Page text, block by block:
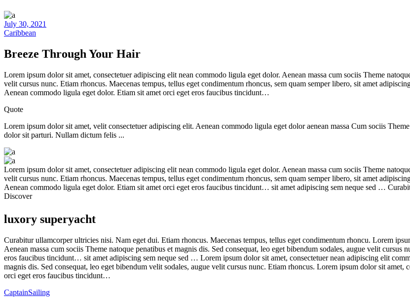
July 30, 2021
Caribbean
Breeze Through Your Hair
Lorem ipsum dolor sit amet, consectetuer adipiscing elit nean commodo ligula eget dolor. Aenean massa cum sociis Theme
velit cursus nunc. Etiam rhoncus. Maecenas tempus, tellus eget condimentum rhoncus, sem quam semper libero, sit amet
Aenean commodo ligula eget dolor. Etiam sit amet orci eget eros faucibus tincidunt…
Quote
Lorem ipsum dolor sit amet, velit consectetuer adipiscing elit. Aenean commodo ligula eget dolor aenean massa Cum sociis
dolor sit parturi. Nullam dictum felis ...
Lorem ipsum dolor sit amet, consectetuer adipiscing elit nean commodo ligula eget dolor. Aenean massa cum sociis Theme
velit cursus nunc. Etiam rhoncus. Maecenas tempus, tellus eget condimentum rhoncus, sem quam semper libero, sit amet
Aenean commodo ligula eget dolor. Etiam sit amet orci eget eros faucibus tincidunt… sit amet adipiscing sem neque sed …
Discover
luxory superyacht
Curabitur ullamcorper ultricies nisi. Nam eget dui. Etiam rhoncus. Maecenas tempus, tellus eget condimentum rhoncu. Lorem
Aenean massa cum sociis Theme natoque penatibus et magnis dis. Sed consequat, leo eget bibendum sodales, augue velit
eros faucibus tincidunt… sit amet adipiscing sem neque sed … Lorem ipsum dolor sit amet, consectetuer nean adipiscing elit
magnis dis. Sed consequat, leo eget bibendum velit sodales, augue velit cursus nunc. Etiam rhoncus. Lorem ipsum dolor sit
orci eget eros faucibus tincidunt…
CaptainSailing